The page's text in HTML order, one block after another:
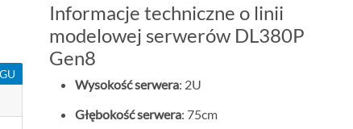
Informacje techniczne o linii
modelowej serwerów DL380P
Gen8
Wysokość serwera: 2U
Głębokość serwera: 75cm